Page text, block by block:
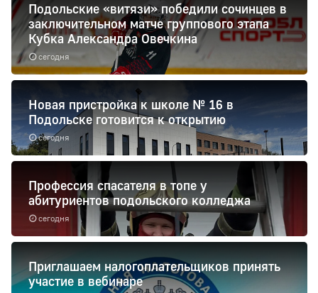
сегодня
Подольские «витязи» победили сочинцев в
заключительном матче группового этапа
Кубка Александра Овечкина
сегодня
Новая пристройка к школе № 16 в
Подольске готовится к открытию
сегодня
Профессия спасателя в топе у
абитуриентов подольского колледжа
Приглашаем налогоплательщиков принять
участие в вебинаре